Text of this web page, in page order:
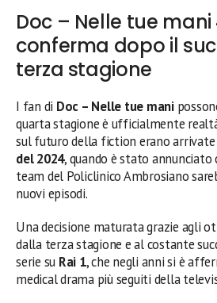
Doc – Nelle tue mani
conferma dopo il
terza stagione
I fan di Doc – Nelle tue mani
quarta stagione è ufficialmente
sul futuro della fiction erano arrivate
del 2024, quando è stato annunciato
team del Policlinico Ambrosiano
nuovi episodi.
Una decisione maturata grazie agli
dalla terza stagione e al costante
serie su Rai 1, che negli anni si è
medical drama più seguiti della